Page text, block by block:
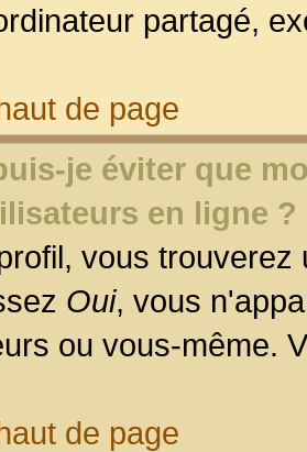
partagé,
de page
je éviter que
en ligne ?
vous
Oui, vous
ou vous-même.
de page